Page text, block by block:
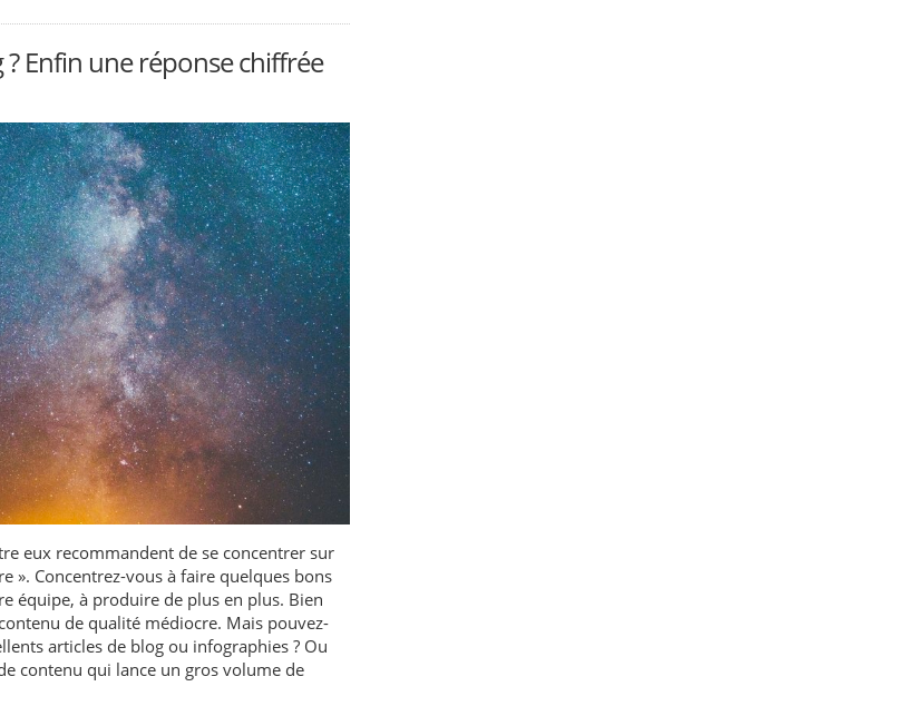
Enfin une réponse chiffrée
eux recommandent de se concentrer sur
». Concentrez-vous à faire quelques bons
équipe, à produire de plus en plus. Bien
de qualité médiocre. Mais pouvez-
articles de blog ou infographies ? Ou
contenu qui lance un gros volume de